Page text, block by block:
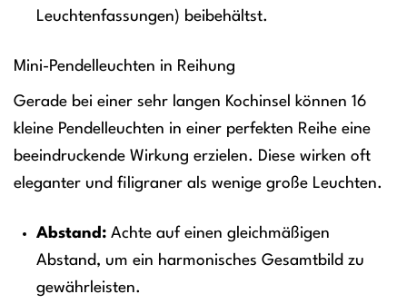
Leuchtenfassungen) beibehältst.
Mini-Pendelleuchten in Reihung
Gerade bei einer sehr langen Kochinsel können 16
kleine Pendelleuchten in einer perfekten Reihe eine
beeindruckende Wirkung erzielen. Diese wirken oft
eleganter und filigraner als wenige große Leuchten.
Abstand:Achte auf einen gleichmäßigen
Abstand, um ein harmonisches Gesamtbild zu
gewährleisten.